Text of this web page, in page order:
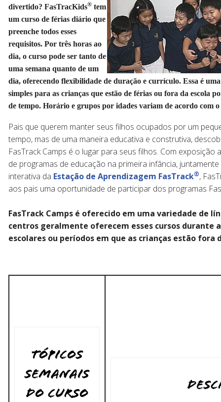
divertido? FasTracKids® tem
um curso de férias diário que
preenche todos esses
requisitos. Por três horas ao
dia, o curso pode ser tanto de
uma semana quanto de um
dia, oferecendo flexibilidade de duração e currículo. Essa é
simples para as crianças que estão de férias ou fora da escola
de tempo. Horário e grupos por idades variam de acordo com
Pais que querem manter seus filhos ocupados por um
tempo, mas de uma maneira educativa e construtiva,
FasTrack Camps é o lugar para seus filhos. Com exposição
de programas de educação na primeira infância,
interativa da Estação de Aprendizagem FasTrack®,
aos pais uma oportunidade de participar dos programas
FasTrack Camps é oferecido em uma variedade de
centros geralmente oferecem esses cursos durante
escolares ou períodos em que as crianças estão fora
Tópicos
semanais
do curso